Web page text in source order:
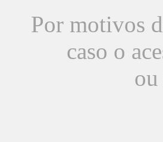
Por motivos
caso o